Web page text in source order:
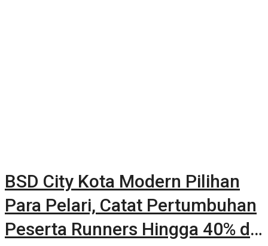
BSD City Kota Modern Pilihan
Para Pelari, Catat Pertumbuhan
Peserta Runners Hingga 40% di